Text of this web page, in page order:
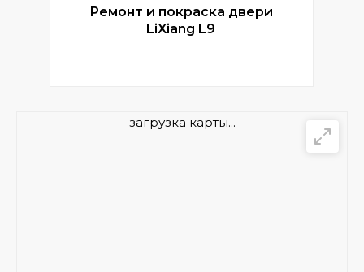
Ремонт и покраска двери
LiXiang L9
загрузка карты...